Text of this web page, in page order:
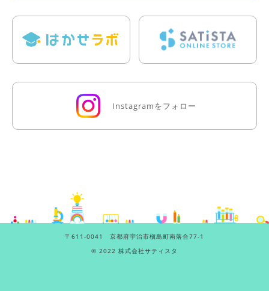
Instagramをフォロー
〒611-0041 京都府宇治市槇島町南落合77-1
© 2022 株式会社サティスタ